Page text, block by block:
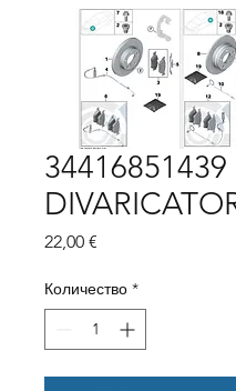
34416851439
22,00 €
Количество *